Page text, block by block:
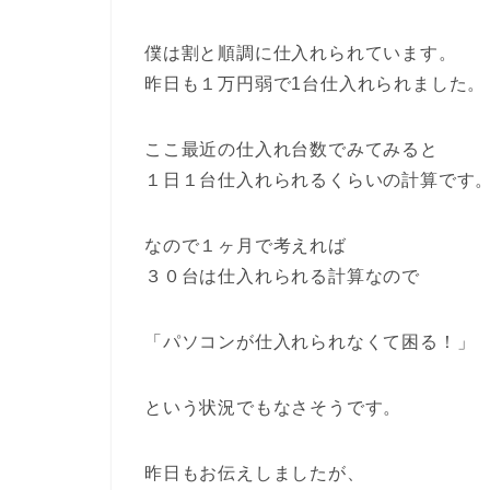
僕は割と順調に仕入れられています。
昨日も１万円弱で1台仕入れられました。
ここ最近の仕入れ台数でみてみると
１日１台仕入れられるくらいの計算です
なので１ヶ月で考えれば
３０台は仕入れられる計算なので
「パソコンが仕入れられなくて困る！」
という状況でもなさそうです。
昨日もお伝えしましたが、